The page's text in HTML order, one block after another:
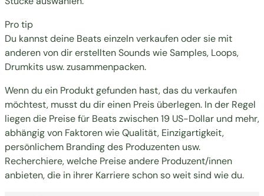
Pro tip
Du kannst deine Beats einzeln verkaufen oder sie mit
anderen von dir erstellten Sounds wie Samples, Loops,
Drumkits usw. zusammenpacken.
Wenn du ein Produkt gefunden hast, das du verkaufen
möchtest, musst du dir einen Preis überlegen. In der Regel
liegen die Preise für Beats zwischen 19 US-Dollar und mehr,
abhängig von Faktoren wie Qualität, Einzigartigkeit,
persönlichem Branding des Produzenten usw.
Recherchiere, welche Preise andere Produzent/innen
anbieten, die in ihrer Karriere schon so weit sind wie du.